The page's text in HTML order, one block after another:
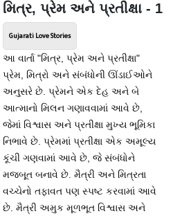
મિત્ર, પ્રેમ અને પ્રતીક્ષા - 1
Gujarati Love Stories
આ વાર્તા "મિત્ર, પ્રેમ અને પ્રતીક્ષા"
પ્રેમ, મિત્રો અને સંબંધોની ઊંડાઈઓને
અનુસરે છે. પ્રેમને એક દેહ અને બે
આત્માનો મિલન ગણાવવામાં આવે છે,
જેમાં વિશ્વાસ અને પ્રતીક્ષા મુખ્ય ભૂમિકા
નિભાવે છે. પ્રેમમાં પ્રતીક્ષા એક અમૂલ્ય
કૂંચી ગણવામાં આવે છે, જે સંબંધોને
મજબૂત બનાવે છે. મૈત્રી અને મિત્રતા
વચ્ચેનો તફાવત પણ સ્પષ્ટ કરવામાં આવે
છે. મૈત્રી અમુક મૂળભૂત વિશ્વાસ અને